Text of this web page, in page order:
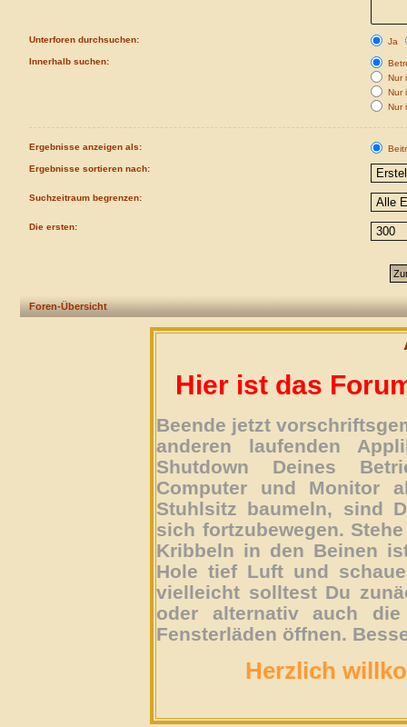
Unterforen durchsuchen:
Ja
Innerhalb suchen:
Nur
Nur
Nur
Ergebnisse anzeigen als:
Ergebnisse sortieren nach:
Suchzeitraum begrenzen:
Die ersten:
Foren-Übersicht
Hier ist das
Beende jetzt
anderen laufenden
Shutdown Deines
Computer und Monitor
Stuhlsitz baumeln, sind
sich fortzubewegen.
Kribbeln in den Beinen
Hole tief Luft und
vielleicht solltest Du
oder alternativ auch
Fensterläden öffnen.
Herzlich